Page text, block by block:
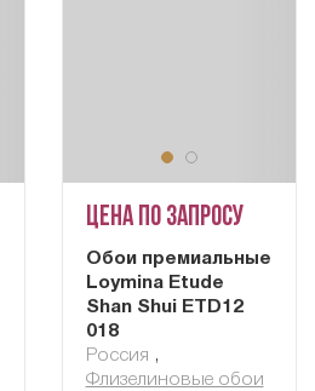
Цена по запросу
Обои премиальные
Loymina Etude
Shan Shui ETD12
018
Россия ,
Флизелиновые обои